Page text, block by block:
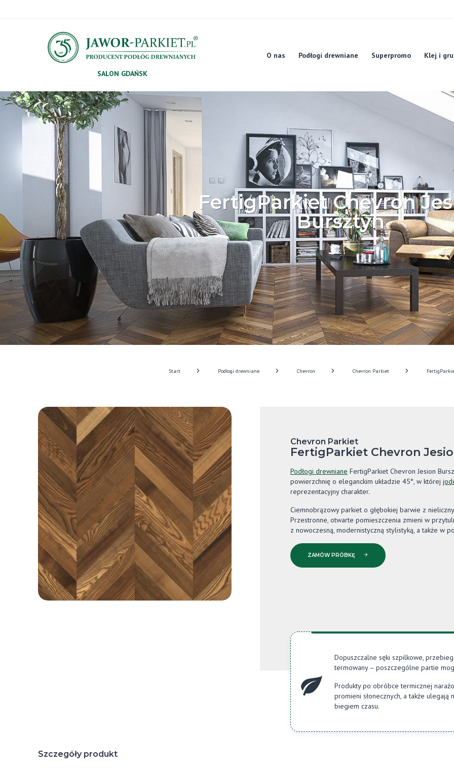
SALON GDAŃSK
O nas Podłogi drewniane Superpromo Klej i
FertigParkiet Chevron
Bursztyn
Start Podłogi drewniane Chevron Chevron Parkiet
Chevron Parkiet
FertigParkiet Chevron
Podłogi drewniane FertigParkiet Chevron Jesion
powierzchnię o eleganckim układzie 45°, w której
reprezentacyjny charakter.
Ciemnobrązowy parkiet o głębokiej barwie z
Przestronne, otwarte pomieszczenia zmieni w
z nowoczesną, modernistyczną stylistyką, a także w
ZAMÓW PRÓBKĘ
Dopuszczalne sęki szpilkowe,
termowany – poszczególne partie
Produkty po obróbce termicznej
promieni słonecznych, a także
biegiem czasu.
Szczegóły produkt